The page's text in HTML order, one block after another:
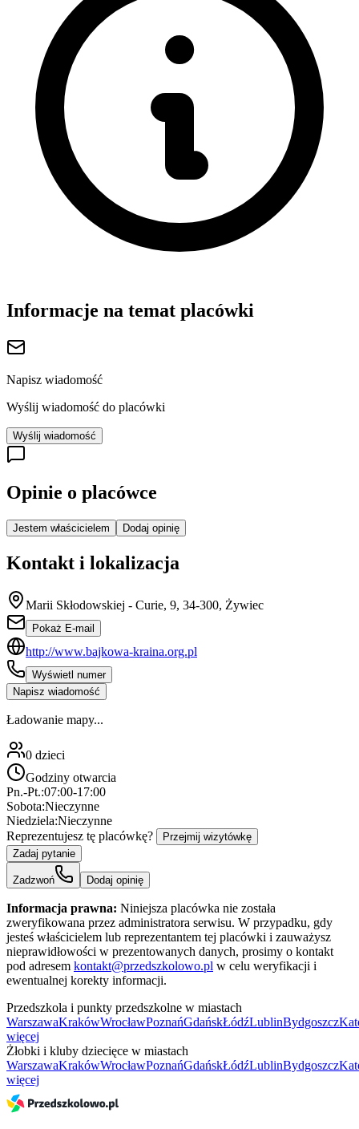
Informacje na temat placówki
Napisz wiadomość
Wyślij wiadomość do placówki
Wyślij wiadomość
Opinie o placówce
Jestem właścicielem Dodaj opinię
Kontakt i lokalizacja
Marii Skłodowskiej - Curie, 9, 34-300, Żywiec
Pokaż E-mail
http://www.bajkowa-kraina.org.pl
Wyświetl numer
Napisz wiadomość
Ładowanie mapy...
0 dzieci
Godziny otwarcia
Pn.-Pt.:07:00-17:00
Sobota:Nieczynne
Niedziela:Nieczynne
Reprezentujesz tę placówkę?
Przejmij wizytówkę
Zadaj pytanie
Zadzwoń Dodaj opinię
Informacja prawna: Niniejsza placówka nie została
zweryfikowana przez administratora serwisu. W przypadku, gdy
jesteś właścicielem lub reprezentantem tej placówki i zauważysz
nieprawidłowości w prezentowanych danych, prosimy o kontakt
pod adresem kontakt@przedszkolowo.pl w celu weryfikacji i
ewentualnej korekty informacji.
Przedszkola i punkty przedszkolne w miastach
WarszawaKrakówWrocławPoznańGdańskŁódźLublinBydgoszcz
więcej
Żłobki i kluby dziecięce w miastach
WarszawaKrakówWrocławPoznańGdańskŁódźLublinBydgoszcz
więcej